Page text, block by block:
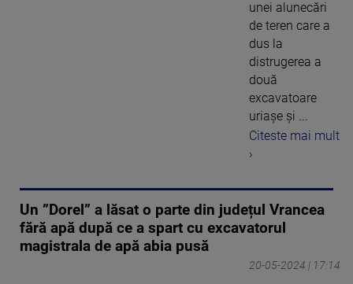
unei alunecări
de teren care a
dus la
distrugerea a
două
excavatoare
uriașe și ...
Citeste mai mult
›
Un ”Dorel” a lăsat o parte din județul Vrancea
fără apă după ce a spart cu excavatorul
magistrala de apă abia pusă
20-05-2024 | 17:14